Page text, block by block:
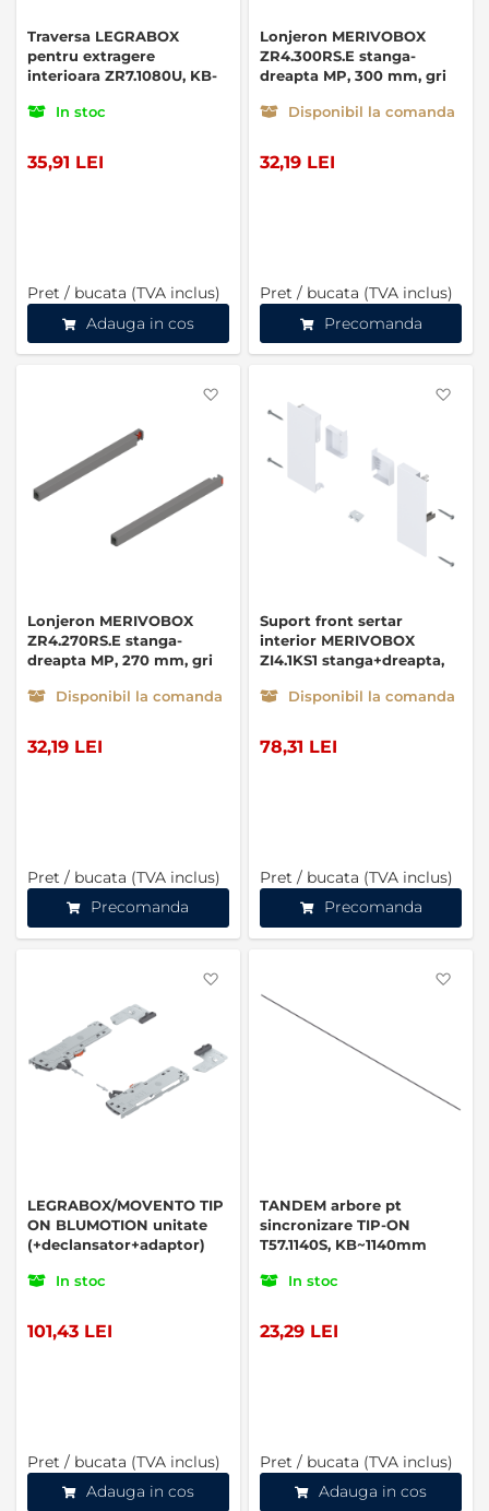
Traversa LEGRABOX
pentru extragere
interioara ZR7.1080U, KB-
In stoc
35,91 LEI
Pret / bucata (TVA inclus)
Adauga in cos
Lonjeron MERIVOBOX
ZR4.300RS.E stanga-
dreapta MP, 300 mm, gri
Disponibil la comanda
32,19 LEI
Pret / bucata (TVA inclus)
Precomanda
Lonjeron MERIVOBOX
ZR4.270RS.E stanga-
dreapta MP, 270 mm, gri
Disponibil la comanda
32,19 LEI
Pret / bucata (TVA inclus)
Precomanda
Suport front sertar
interior MERIVOBOX
ZI4.1KS1 stanga+dreapta,
Disponibil la comanda
78,31 LEI
Pret / bucata (TVA inclus)
Precomanda
LEGRABOX/MOVENTO TIP
ON BLUMOTION unitate
(+declansator+adaptor)
deschis (02368890)
In stoc
101,43 LEI
Pret / bucata (TVA inclus)
Adauga in cos
TANDEM arbore pt
sincronizare TIP-ON
T57.1140S, KB~1140mm
In stoc
23,29 LEI
Pret / bucata (TVA inclus)
Adauga in cos